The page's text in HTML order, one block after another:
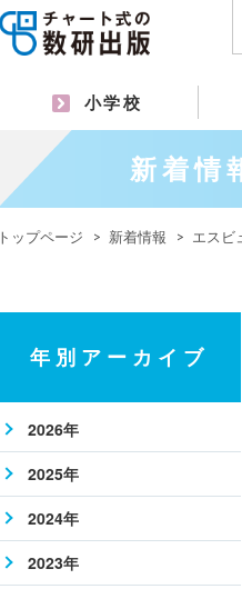
小学校
新着情
トップページ 新着情報 エスビ
年別アーカイブ
2026年
2025年
2024年
2023年